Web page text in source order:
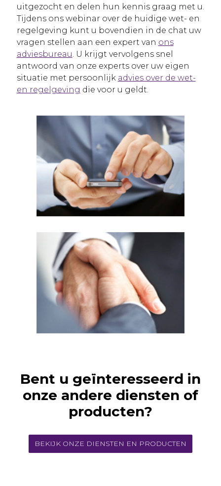
uitgezocht en delen hun kennis graag met u.
Tijdens ons webinar over de huidige wet- en
regelgeving kunt u bovendien in de chat uw
vragen stellen aan een expert van ons
adviesbureau . U krijgt vervolgens snel
antwoord van onze experts over uw eigen
situatie met persoonlijk advies over de wet-
en regelgeving die voor u geldt.
Bent u geïnteresseerd in
onze andere diensten of
producten?
BEKIJK ONZE DIENSTEN EN PRODUCTEN